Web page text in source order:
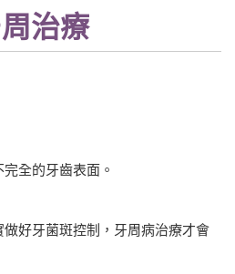
治療
全的牙齒表面。
好牙菌斑控制，牙周病治療才會